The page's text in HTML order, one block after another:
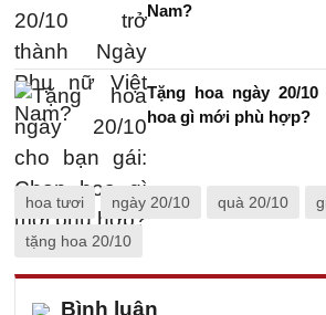
Nam?
Tặng hoa ngày 20/
hoa gì mới phù hợp?
hoa tươi ngày 20/10 quà 20/10
tặng hoa 20/10
Bình luận